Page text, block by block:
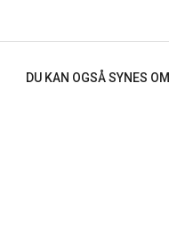
DU KAN OGSÅ SYNES OM